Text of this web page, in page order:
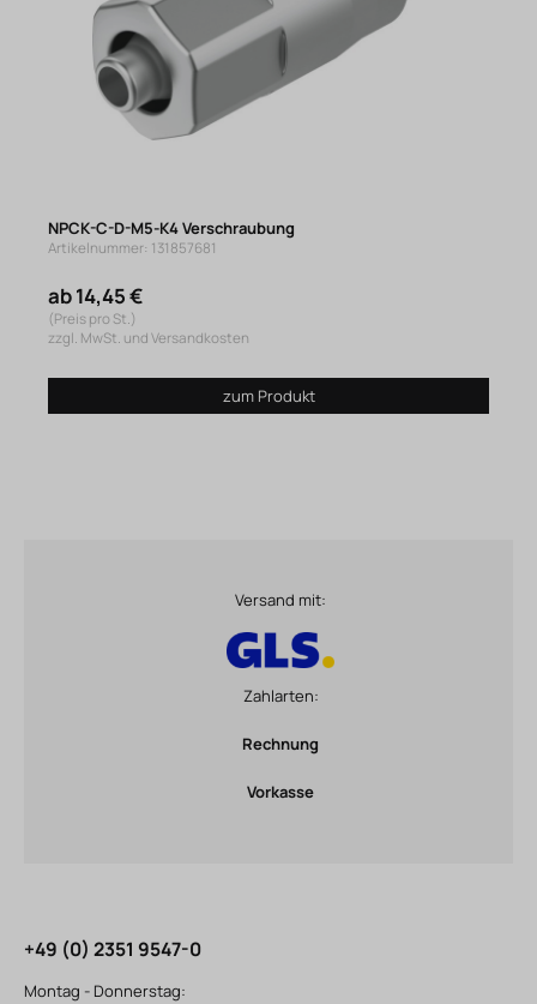
NPCK-C-D-M5-K4 Verschraubung
Artikelnummer: 131857681
ab 14,45 €
(Preis pro St.)
zzgl. MwSt. und Versandkosten
zum Produkt
Versand mit:
Zahlarten:
Rechnung
Vorkasse
+49 (0) 2351 9547-0
Montag - Donnerstag: